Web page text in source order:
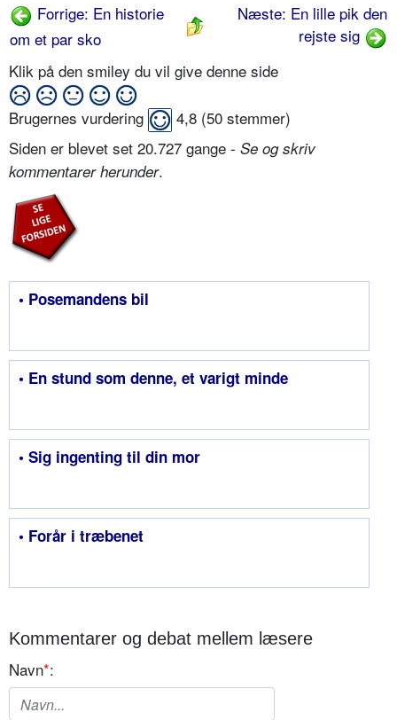
Forrige: En historie
om et par sko
Næste: En lille pik den
rejste sig
Klik på den smiley du vil give denne side
Brugernes vurdering 4,8 (50 stemmer)
Siden er blevet set 20.727 gange - Se og skriv
kommentarer herunder.
• Posemandens bil
• En stund som denne, et varigt minde
• Sig ingenting til din mor
• Forår i træbenet
Kommentarer og debat mellem læsere
Navn*: